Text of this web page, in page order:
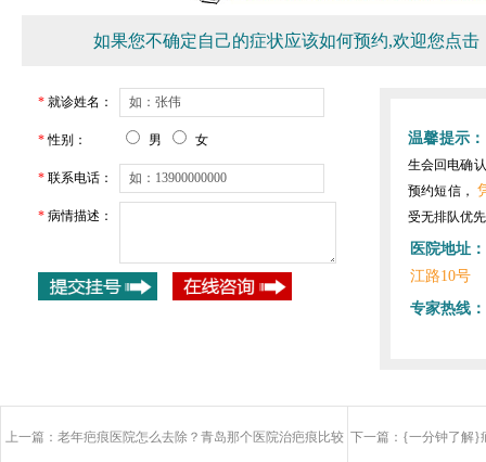
如果您不确定自己的症状应该如何预约,欢迎您点击
* 就诊姓名：
*性别： 男 女
* 联系电话：
* 病情描述：
温馨提示：
生会回电确
预约短信，
受无排队优
医院地址：
江路10号
专家热线：
上一篇： 老年疤痕医院怎么去除？青岛那个医院治疤痕比较 下一篇： {一分钟了解}